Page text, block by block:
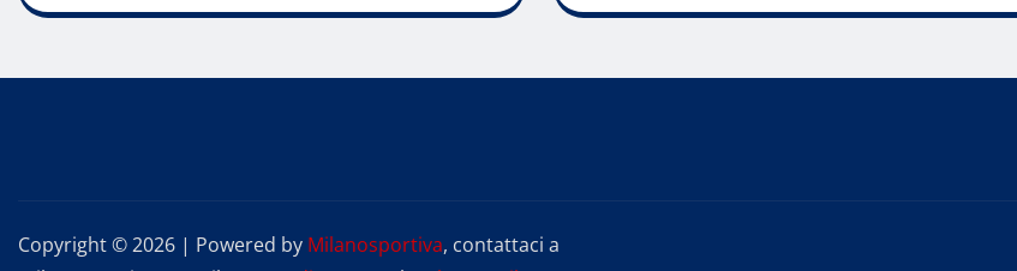
Copyright © 2026 | Powered by Milanosportiva, contattaci a